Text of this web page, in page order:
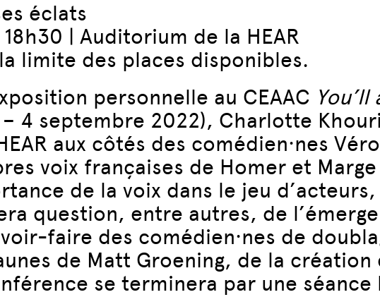
éclats
| Auditorium de la HEAR
limite des places disponibles.
personnelle au CEAAC
4 septembre 2022), Charlotte
aux côtés des comédien·nes
voix françaises de Homer et
de la voix dans le jeu
question, entre autres, de
faire des comédien·nes de
de Matt Groening, de la
se terminera par une